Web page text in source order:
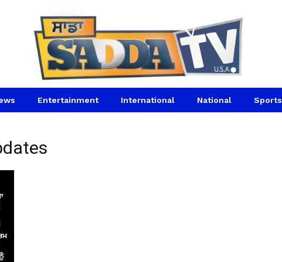
Entertainment International National Sports